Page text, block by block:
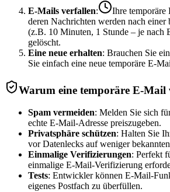
E-Mails verfallen:
Ihre temporäre
deren Nachrichten werden nach einer
(z.B. 10 Minuten, 1 Stunde – je nach
gelöscht.
Eine neue erhalten: Brauchen Sie
Sie einfach eine neue temporäre E-
Warum eine temporäre E-Mail
Spam vermeiden: Melden Sie sich
echte E-Mail-Adresse preiszugeben.
Privatsphäre schützen: Halten Sie
vor Datenlecks auf weniger
Einmalige Verifizierungen: Perfekt
einmalige E-Mail-Verifizierung
Tests: Entwickler können E-Mail-
eigenes Postfach zu überfüllen.